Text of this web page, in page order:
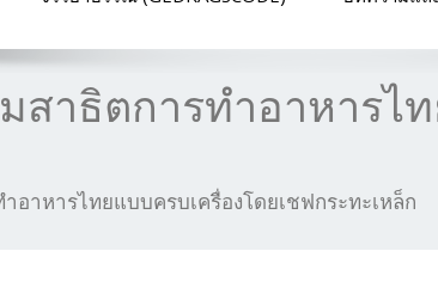
สาธิตการทำอาหารไ
อาหารไทยแบบครบเครื่องโดยเชฟกระทะเหล็ก